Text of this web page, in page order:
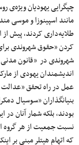
‌چپگرایی یهودیان ویژ‌ه‌ی
مانند اسپینوزا و موسی
طلایه‌داری کردند، پیش
کردن «حقوق شهروندی
اندیشمندان یهودی از
عمل در راه تحقق
بنیانگذاران «سوسیال
بودند، بلکه شمار آنان
نسبت جمعیت از هر گروه
که اتهام هیتلر مبنی بر